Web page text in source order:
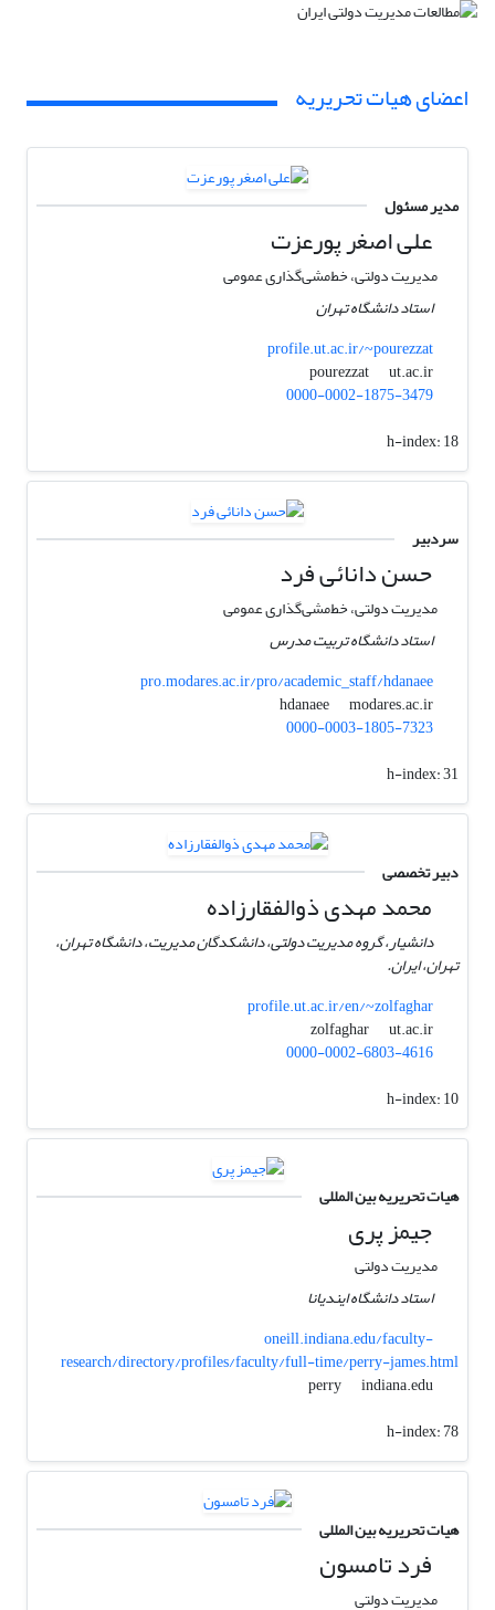
اعضای هیات تحریریه
مدیر مسئول
علی اصغر پورعزت
مدیریت دولتی، خط‌مشی‌گذاری عمومی
استاد دانشگاه تهران
profile.ut.ac.ir/~pourezzat
pourezzat
ut.ac.ir
0000-0002-1875-3479
h-index:18
سردبیر
حسن دانائی فرد
مدیریت دولتی، خط‌مشی‌گذاری عمومی
استاد دانشگاه تربیت مدرس
pro.modares.ac.ir/pro/academic_staff/hdanaee
hdanaee
modares.ac.ir
0000-0003-1805-7323
h-index:31
دبیر تخصصی
محمد مهدی ذوالفقارزاده
دانشیار، گروه مدیریت دولتی، دانشکدگان مدیریت، دانشگاه تهران،
تهران، ایران.
profile.ut.ac.ir/en/~zolfaghar
zolfaghar
ut.ac.ir
0000-0002-6803-4616
h-index:10
هیات تحریریه بین المللی
جیمز پری
مدیریت دولتی
استاد دانشگاه ایندیانا
oneill.indiana.edu/faculty-
research/directory/profiles/faculty/full-time/perry-james.html
perry
indiana.edu
h-index:78
هیات تحریریه بین المللی
فرد تامسون
مدیریت دولتی